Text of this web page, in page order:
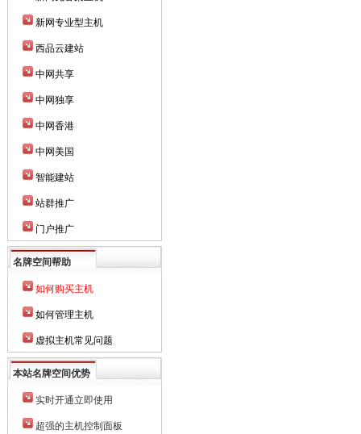
新网专业型主机
西品云建站
中网共享
中网独享
中网香港
中网美国
智能建站
站群推广
门户推广
名牌空间帮助
如何购买主机
如何管理主机
虚拟主机常见问题
本站名牌空间优势
实时开通立即使用
超强的主机控制面板